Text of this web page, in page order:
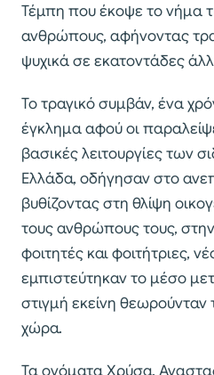
Τέμπη που έκοψε το νήμα
ανθρώπους, αφήνοντας
ψυχικά σε εκατοντάδες
Το τραγικό συμβάν, ένα
έγκλημα αφού οι
βασικές λειτουργίες των
Ελλάδα, οδήγησαν στο
βυθίζοντας στη θλίψη
τους ανθρώπους τους,
φοιτητές και φοιτήτριες,
εμπιστεύτηκαν το μέσο
στιγμή εκείνη
χώρα.
Τα ονόματα Χρύσα,